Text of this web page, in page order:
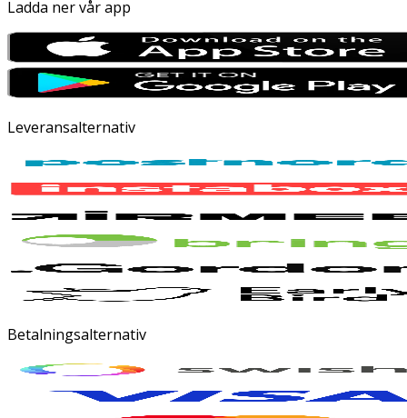
Ladda ner vår app
Leveransalternativ
Betalningsalternativ